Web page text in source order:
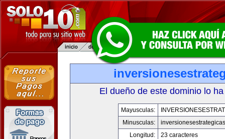
El dueño de este dominio lo
Mayusculas:
Minusculas:
Longitud:
23 caracteres